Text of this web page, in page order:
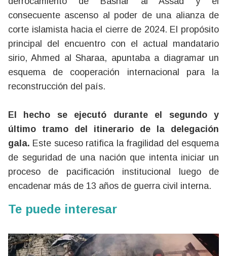
consecuente ascenso al poder de una alianza de
corte islamista hacia el cierre de 2024. El propósito
principal del encuentro con el actual mandatario
sirio, Ahmed al Sharaa, apuntaba a diagramar un
esquema de cooperación internacional para la
reconstrucción del país.
El hecho se ejecutó durante el segundo y
último tramo del itinerario de la delegación
gala. Este suceso ratifica la fragilidad del esquema
de seguridad de una nación que intenta iniciar un
proceso de pacificación institucional luego de
encadenar más de 13 años de guerra civil interna.
Te puede interesar